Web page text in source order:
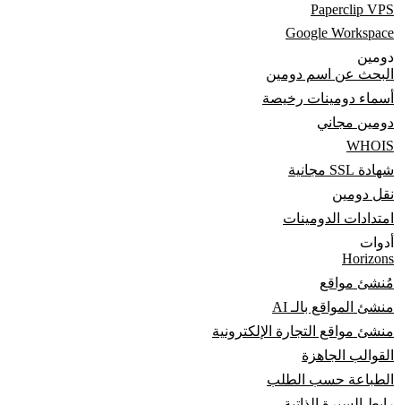
Paperclip VPS
Google Workspace
دومين
البحث عن اسم دومين
أسماء دومينات رخيصة
دومين مجاني
WHOIS
شهادة SSL مجانية
نقل دومين
امتدادات الدومينات
أدوات
Horizons
مُنشئ مواقع
منشئ المواقع بالـ AI
منشئ مواقع التجارة الإلكترونية
القوالب الجاهزة
الطباعة حسب الطلب